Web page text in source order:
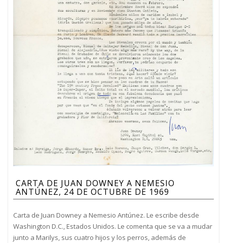
CARTA DE JUAN DOWNEY A NEMESIO
ANTÚNEZ, 24 DE OCTUBRE DE 1969
Carta de Juan Downey a Nemesio Antúnez. Le escribe desde
Washington D.C., Estados Unidos. Le comenta que se va a mudar
junto a Marilys, sus cuatro hijos y los perros, además de